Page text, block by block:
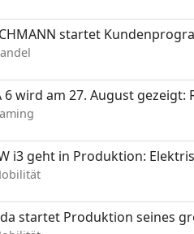
startet
6 wird am 27. August
i3 geht in Produktion:
startet Produktion seines